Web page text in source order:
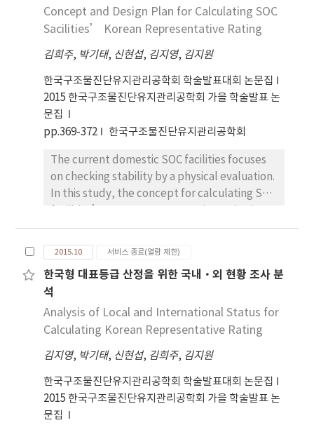
Concept and Design Plan for Calculating SOC
Sacilities’ Korean Representative Rating
김희주, 박기태, 신현섭, 김지영, 김지원
한국구조물진단유지관리공학회 학술발표대회 논문집
2015 한국구조물진단유지관리공학회 가을 학술발표 논
문집
pp.369-372
한국구조물진단유지관리공학회
The current domestic SOC facilities focuses
on checking stability by a physical evaluation.
In this study, the concept for calculating SOC
up by analyzing international SOC facilities'
evaluation methods and objects and factors
of evaluation for it. Also, facilities by
suggesting design plan based on established
concept for calculating each facilities’
rating.
2015.10 서비스 종료(열람 제한)
한국형 대표등급 산정을 위한 국내‧외 현황 조사 분
석
Analysis of Local and International Status for
Calculating Korean Representative Rating
김지영, 박기태, 신현섭, 김희주, 김지원
한국구조물진단유지관리공학회 학술발표대회 논문집
2015 한국구조물진단유지관리공학회 가을 학술발표 논
문집